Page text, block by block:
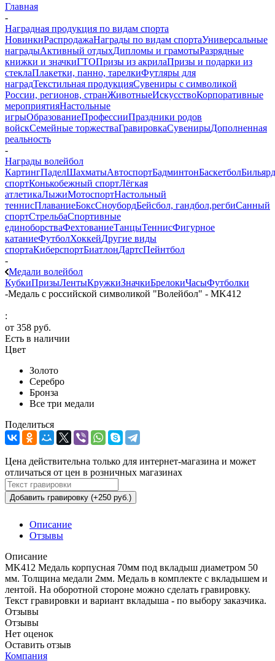
Главная
-
Наградная продукция по видам спорта
НовинкиРаспродажаНаграды по видам спортаУниверсальные
наградыАктивный отдыхДипломы и грамотыРазрядные
книжки и значкиГТОПризы из акрилаПризы и подарки из
стеклаПлакетки, панно, тарелкиФутляры для
наградТекстильная продукцияСувениры с символикой
России, регионов, странЖивотныеИскусствоКорпоративные
мероприятияНастольные
игрыОбразованиеПрофессииПраздники родов
войскСемейные торжестваГравировкаСувенирыДополненная
реальность
-
Награды волейбол
КартингПаделШахматыАвтоспортБадминтонБаскетболБильярд
спортКонькобежный спортЛёгкая
атлетикаЛыжиМотоспортНастольный
теннисПлаваниеБоксСноубордБейсбол, гандбол,регбиСанный
спортСтрельбаСпортивные
единоборстваФехтованиеТанцыТеннисФигурное
катаниеФутболХоккейДругие виды
спортаКиберспортБиатлонДартсПейнтбол
-
Медали волейбол
КубкиПризыЛентыКружкиЗначкиБрелокиЧасыФутболки
-Медаль с российской символикой "Волейбол" - MK412
:
от 358 руб.
Есть в наличии
Цвет
Золото
Серебро
Бронза
Все три медали
Поделиться
Цена действительна только для интернет-магазина и может
отличаться от цен в розничных магазинах
Добавить гравировку (+250 руб.)
Описание
Отзывы
Описание
MK412 Медаль корпусная 70мм под вкладыш диаметром 50
мм. Толщина медали 2мм. Медаль в комплекте с вкладышем и
лентой. На оборотной стороне можно сделать гравировку.
Текст гравировки и вариант вкладыша - по выбору заказчика.
Отзывы
Отзывы
Нет оценок
Оставить отзыв
Компания